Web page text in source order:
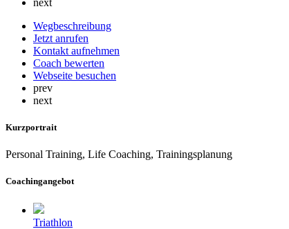
Wegbeschreibung
Jetzt anrufen
Kontakt aufnehmen
Coach bewerten
Webseite besuchen
prev
next
Kurzportrait
Personal Training, Life Coaching, Trainingsplanung
Coachingangebot
Triathlon